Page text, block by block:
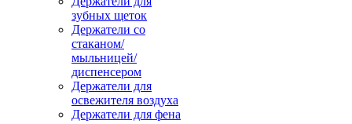
зубных щеток
Держатели со
стаканом/
мыльницей/
диспенсером
Держатели для
освежителя воздуха
Держатели для фена